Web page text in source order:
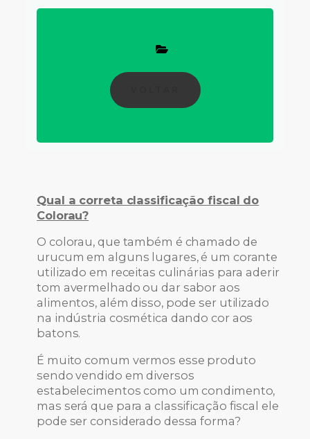
Qual a correta classificação fiscal do
Colorau?
O colorau, que também é chamado de
urucum em alguns lugares, é um corante
utilizado em receitas culinárias para aderir
tom avermelhado ou dar sabor aos
alimentos, além disso, pode ser utilizado
na indústria cosmética dando cor aos
batons.
É muito comum vermos esse produto
sendo vendido em diversos
estabelecimentos como um condimento,
mas será que para a classificação fiscal ele
pode ser considerado dessa forma?